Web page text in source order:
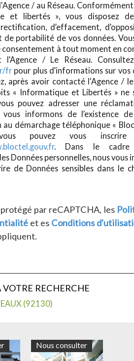
/ au Réseau. Conformément
et libertés », vous disposez
rectification, d’effacement,
portabilité de vos données.
à tout moment en
l’Agence / Le Réseau.
fr pour plus d’informations sur vos
après avoir contacté l'Agence / le
« Informatique et Libertés » ne
pouvez adresser une
vous informons de l’existence
démarchage téléphonique «
pouvez vous
. Dans le
Données personnelles, nous vous
de Données sensibles dans le
par reCAPTCHA, les
et es Conditions
RECHERCHE
(92130)
Nous consulter